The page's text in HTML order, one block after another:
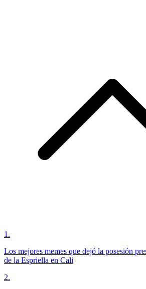
1 .
Los mejores memes que dejó la posesión
de la Espriella en Cali
2.